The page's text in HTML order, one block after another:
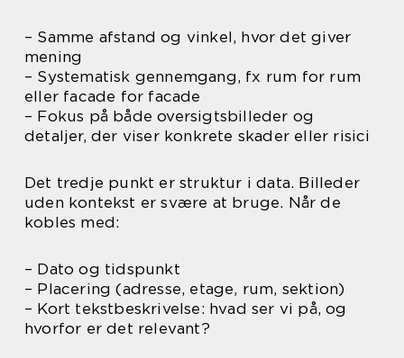
– Samme afstand og vinkel, hvor det giver
mening
– Systematisk gennemgang, fx rum for rum
eller facade for facade
– Fokus på både oversigtsbilleder og
detaljer, der viser konkrete skader eller risici
Det tredje punkt er struktur i data. Billeder
uden kontekst er svære at bruge. Når de
kobles med:
– Dato og tidspunkt
– Placering (adresse, etage, rum, sektion)
– Kort tekstbeskrivelse: hvad ser vi på, og
hvorfor er det relevant?